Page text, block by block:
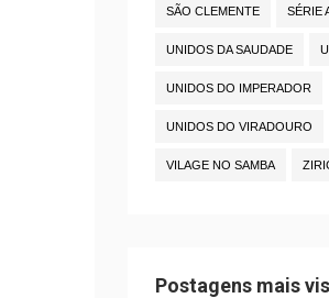
SÃO CLEMENTE SÉRIE
UNIDOS DA SAUDADE
UNIDOS DO IMPERADOR
UNIDOS DO VIRADOURO
VILAGE NO SAMBA
Postagens mais